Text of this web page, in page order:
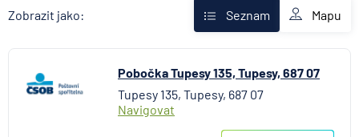
AXA Assistance
BNP Paribas Cardif Pojišťovna
Česká exportní banka
Česká národní banka
Česká podnikatelská pojišťovna
Zobrazit jako: Seznam Mapu
Pobočka Tupesy 135, Tupesy, 687 07
Tupesy 135, Tupesy, 687 07
Navigovat